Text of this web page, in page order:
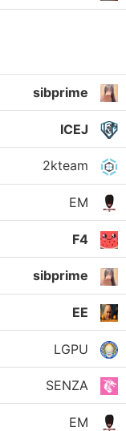
sibprime
ICEJ
2kteam
EM
F4
sibprime
EE
LGPU
SENZA
EM